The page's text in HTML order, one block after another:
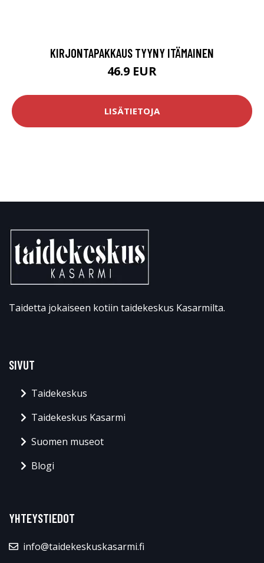
KIRJONTAPAKKAUS TYYNY ITÄMAINEN
46.9 EUR
LISÄTIETOJA
Taidetta jokaiseen kotiin taidekeskus Kasarmilta.
SIVUT
Taidekeskus
Taidekeskus Kasarmi
Suomen museot
Blogi
YHTEYSTIEDOT
info@taidekeskuskasarmi.fi